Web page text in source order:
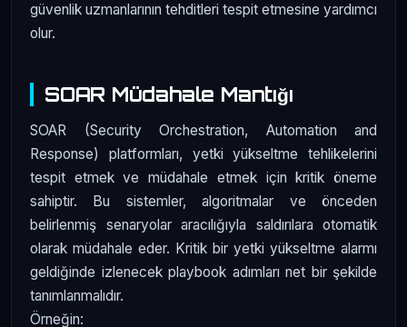
güvenlik uzmanlarının tehditleri tespit etmesine yardımcı
olur.
SOAR Müdahale Mantığı
SOAR (Security Orchestration, Automation and
Response) platformları, yetki yükseltme tehlikelerini
tespit etmek ve müdahale etmek için kritik öneme
sahiptir. Bu sistemler, algoritmalar ve önceden
belirlenmiş senaryolar aracılığıyla saldırılara otomatik
olarak müdahale eder. Kritik bir yetki yükseltme alarmı
geldiğinde izlenecek playbook adımları net bir şekilde
tanımlanmalıdır.
Örneğin: